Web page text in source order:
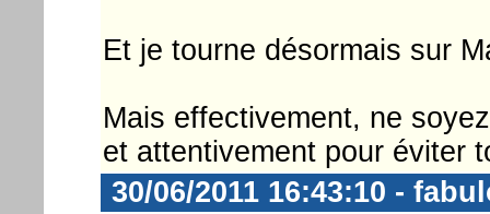
Et je tourne désormais sur
Mais effectivement, ne
et attentivement pour éviter
30/06/2011 16:43:10 -